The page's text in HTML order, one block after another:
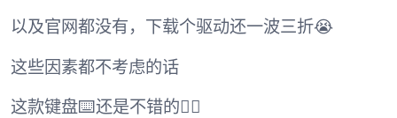
以及官网都没有，下载个驱动还一波三折😭
这些因素都不考虑的话
这款键盘⌨️还是不错的😮‍💨